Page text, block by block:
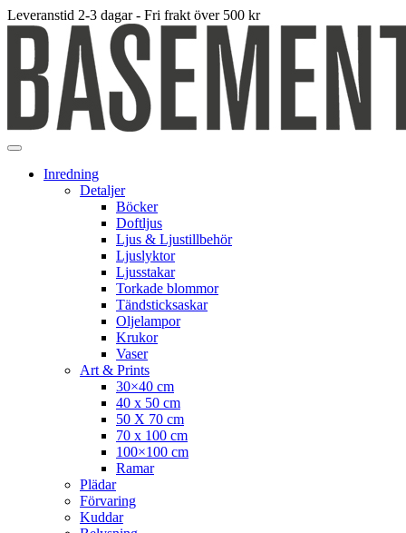
Leveranstid 2-3 dagar - Fri frakt över 500 kr
Inredning
Detaljer
Böcker
Doftljus
Ljus & Ljustillbehör
Ljuslyktor
Ljusstakar
Torkade blommor
Tändsticksaskar
Oljelampor
Krukor
Vaser
Art & Prints
30×40 cm
40 x 50 cm
50 X 70 cm
70 x 100 cm
100×100 cm
Ramar
Plädar
Förvaring
Kuddar